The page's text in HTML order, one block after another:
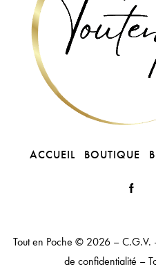
ACCUEIL BOUTIQUE
Tout en Poche © 2026 –C.G.V.
de confidentialité –